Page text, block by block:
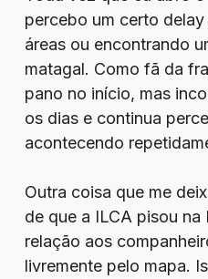
percebo um certo
áreas ou encontrando
matagal. Como fã da
pano no início, mas
os dias e continua
acontecendo
Outra coisa que me
de que a ILCA pisou na
relação aos
livremente pelo mapa.